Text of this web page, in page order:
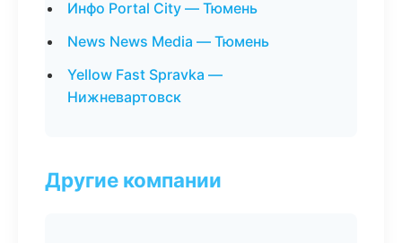
Инфо Portal City — Тюмень
News News Media — Тюмень
Yellow Fast Spravka —
Нижневартовск
Другие компании